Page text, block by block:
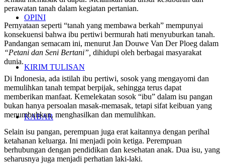
OPINI
KIRIM TULISAN
KABAR
perawatan tanah dalam kegiatan pertanian.
Pernyataan seperti “tanah yang membawa berkah” mempunyai
konsekuensi bahwa ibu pertiwi bermurah hati menyuburkan tanah.
Pandangan semacam ini, menurut Jan Douwe Van Der Ploeg dalam
“Petani dan Seni Bertani”, dihidupi oleh berbagai masyarakat
dunia.
Di Indonesia, ada istilah ibu pertiwi, sosok yang mengayomi dan
memulihkan tanah tempat berpijak, sehingga terus dapat
memberikan manfaat. Kemelekatan sosok “ibu” dalam isu pangan
bukan hanya persoalan masak-memasak, tetapi sifat keibuan yang
menumbuhkan, menghasilkan dan memulihkan.
Selain isu pangan, perempuan juga erat kaitannya dengan perihal
ketahanan keluarga. Ini menjadi poin ketiga. Perempuan
berhubungan dengan pendidikan dan kesehatan anak. Dua isu, yang
seharusnya juga menjadi perhatian laki-laki.